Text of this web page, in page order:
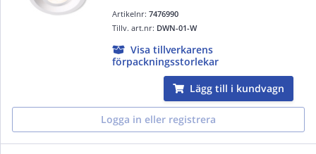
Artikelnr:7476990
Tillv. art.nr: DWN-01-W
Visa tillverkarens
förpackningsstorlekar
Lägg till i kundvagn
Logga in eller registrera